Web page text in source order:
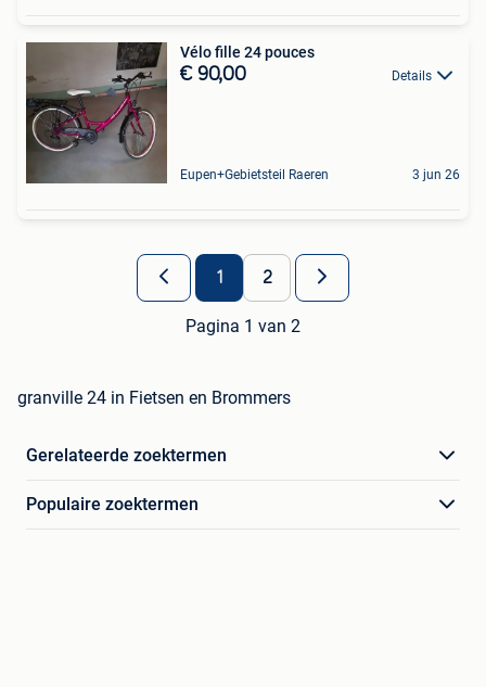
Vélo fille 24 pouces
€ 90,00 Details
Eupen+Gebietsteil Raeren 3 jun 26
1 2
Pagina 1 van 2
granville 24 in Fietsen en Brommers
Gerelateerde zoektermen
Populaire zoektermen